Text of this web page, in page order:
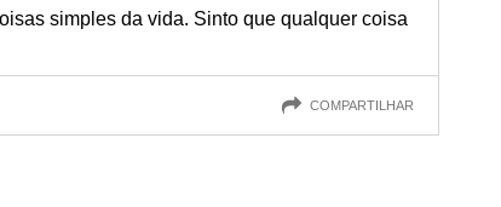
simples da vida. Sinto que qualquer coisa
COMPARTILHAR